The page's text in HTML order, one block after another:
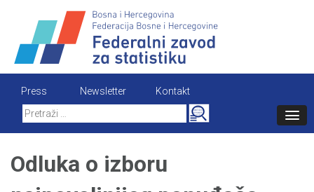
content
Press Newsletter
Kontakt
Search
for:
Odluka o izboru